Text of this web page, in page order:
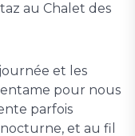
au Chalet des
et les
pour nous
parfois
et au fil